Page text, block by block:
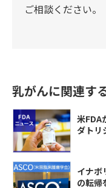
ご相談ください。
乳がんに関連す
米FDA
ダトリ
イナボ
の転帰